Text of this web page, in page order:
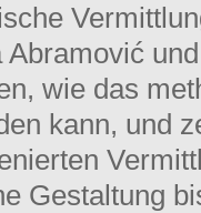
wie das
kann, und
Gestaltung